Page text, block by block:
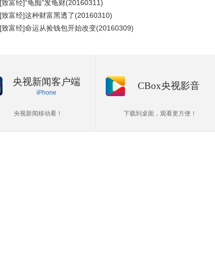
[致富经]“龟痴”发龟财(20160311)
[致富经]这种财富黑透了(20160310)
[致富经]命运从捡钱包开始改变(20160309)
央视新闻客户端
iPhone
央视新闻移动看！
CBox央视影音
下载到桌面，观看更方便！